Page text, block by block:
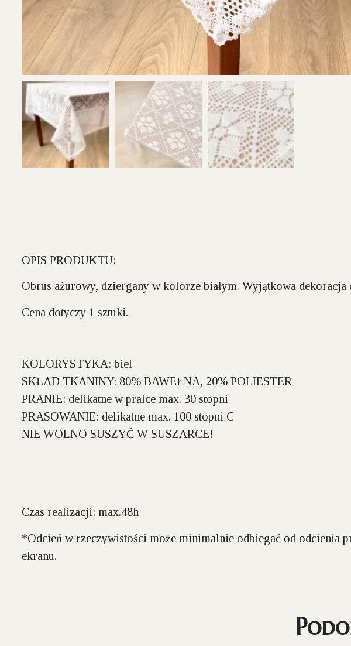
OPIS PRODUKTU:
Obrus ażurowy, dziergany w kolorze białym. Wyjątkowa
Cena dotyczy 1 sztuki.
KOLORYSTYKA: biel
SKŁAD TKANINY: 80% BAWEŁNA, 20% POLIESTER
PRANIE: delikatne w pralce max. 30 stopni
PRASOWANIE: delikatne max. 100 stopni C
NIE WOLNO SUSZYĆ W SUSZARCE!
Czas realizacji: max.48h
*Odcień w rzeczywistości może minimalnie odbiegać od odcienia
ekranu.